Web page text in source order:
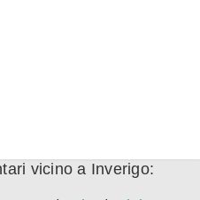
vicino a Inverigo: